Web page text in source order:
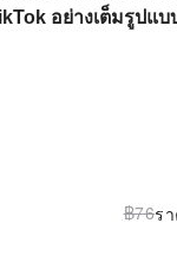
อย่างเต็มรูปแบ
ร
฿76